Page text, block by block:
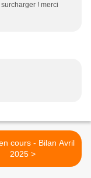
! merci
cours - Bilan Avril
2025 >